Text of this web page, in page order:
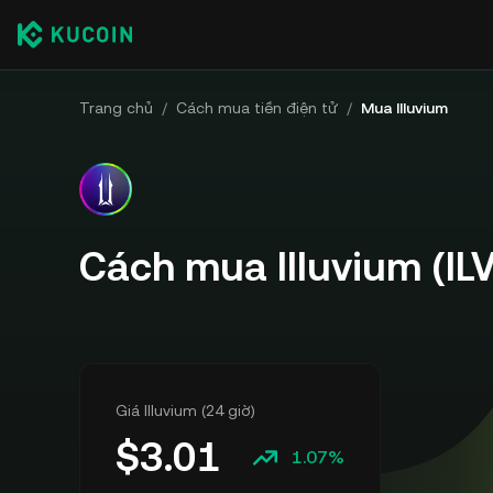
Trang chủ / Cách mua tiền điện tử / Mua Illuvium
Cách mua Illuvium
Giá Illuvium (24 giờ)
$3.01 1.07%